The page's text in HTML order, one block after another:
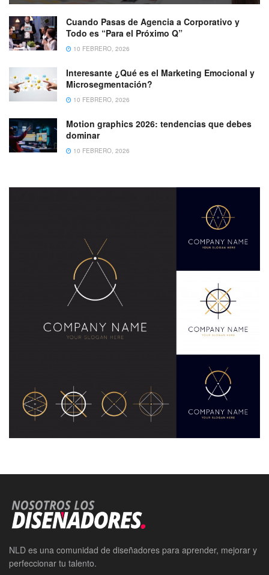
Cuando Pasas de Agencia a Corporativo y
Todo es “Para el Próximo Q”
10 FEBRERO, 2026
Interesante ¿Qué es el Marketing Emocional y
Microsegmentación?
10 FEBRERO, 2026
Motion graphics 2026: tendencias que debes
dominar
10 FEBRERO, 2026
NLD es una comunidad de diseñadores para aprender, mejorar y
perfeccionar tu talento.